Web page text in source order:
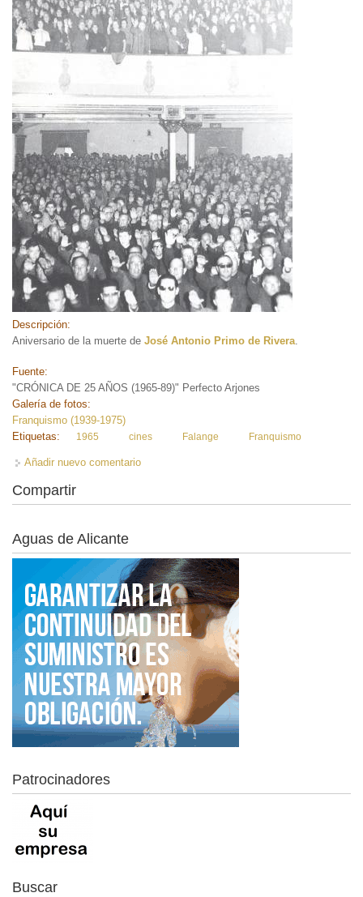
Descripción:
Aniversario de la muerte de José Antonio Primo de Rivera
Fuente:
"CRÓNICA DE 25 AÑOS (1965-89)" Perfecto Arjones
Galería de fotos:
Franquismo (1939-1975)
Etiquetas:
1965 cines Falange Franquismo
Añadir nuevo comentario
Compartir
Aguas de Alicante
Patrocinadores
Buscar